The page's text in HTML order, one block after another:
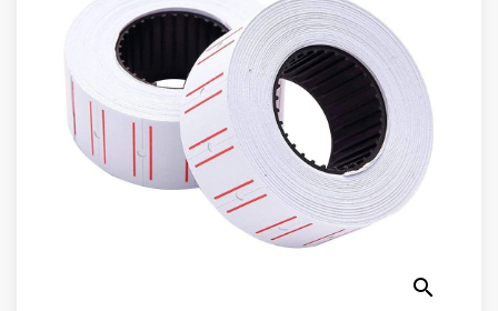
Photos
Electroménager
search